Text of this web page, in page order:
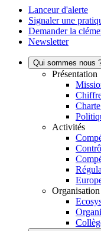
Lanceur d'alerte
Signaler une
Demander la
Newsletter
Qui sommes nous
Présentation
Activités
Organisation